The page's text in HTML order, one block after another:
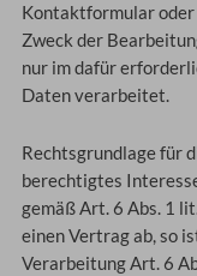
Kontaktformular oder
Zweck der
nur im dafür
Daten verarbeitet.
Rechtsgrundlage für
berechtigtes
gemäß Art. 6 Abs. 1
einen Vertrag ab, so
Verarbeitung Art. 6